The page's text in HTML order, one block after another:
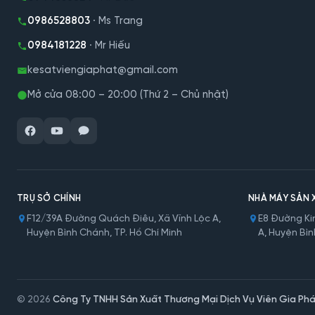
0986528803 · Ms Trang
0984181228 · Mr Hiếu
kesatviengiaphat@gmail.com
Mở cửa 08:00 – 20:00 (Thứ 2 – Chủ nhật)
TRỤ SỞ CHÍNH
F12/39A Đường Quách Điêu, Xã Vĩnh Lộc A,
Huyện Bình Chánh, TP. Hồ Chí Minh
NHÀ MÁY SẢN
E8 Đường
A, Huyện
© 2026 Công Ty TNHH Sản Xuất Thương Mại Dịch Vụ Viên Gia